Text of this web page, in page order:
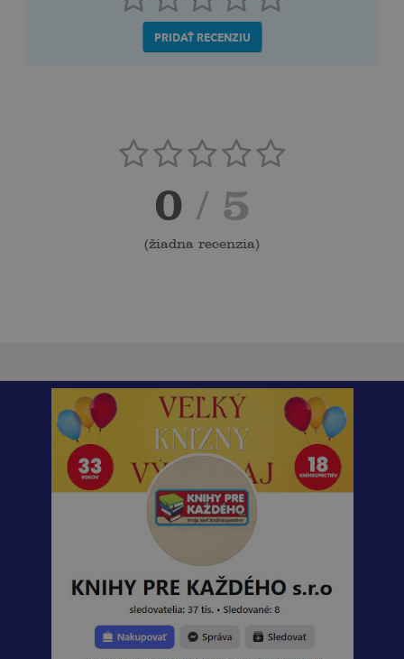
PRIDAŤ RECENZIU
0 / 5
(žiadna recenzia)